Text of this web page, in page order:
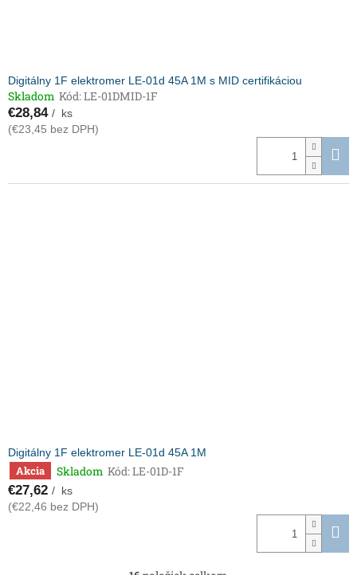
Digitálny 1F elektromer LE-01d 45A 1M s MID certifikáciou
Skladom Kód:LE-01DMID-1F
€28,84 / ks
(€23,45 bez DPH)
Digitálny 1F elektromer LE-01d 45A 1M
Akcia Skladom Kód:LE-01D-1F
€27,62 / ks
(€22,46 bez DPH)